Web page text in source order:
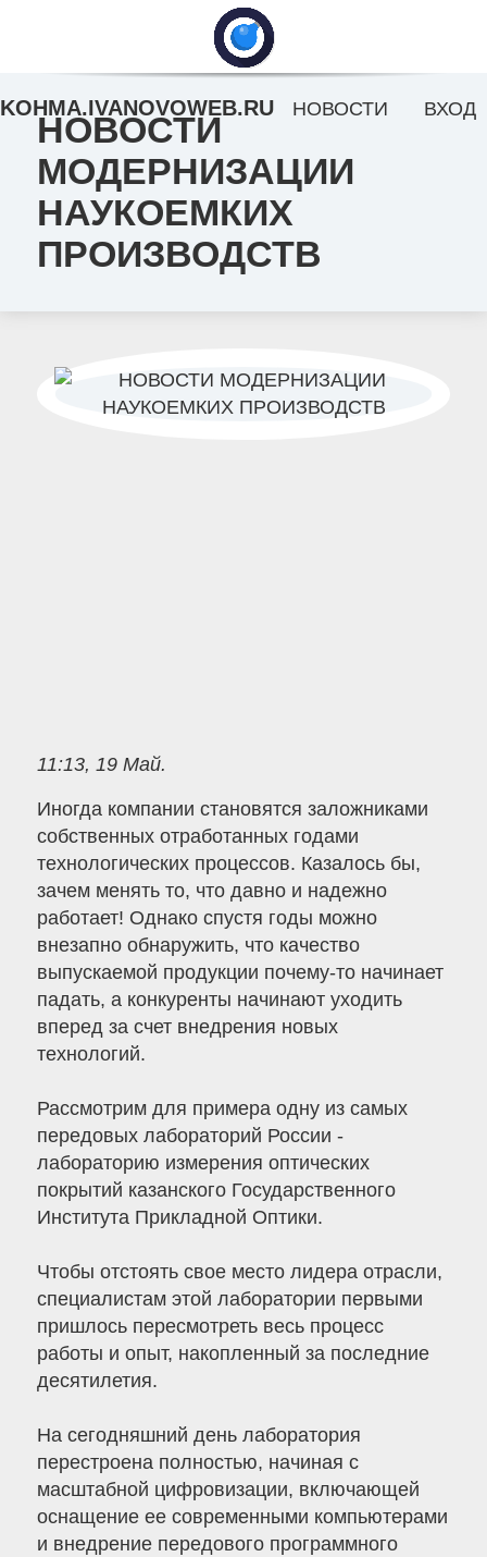
НОВОСТИ
МОДЕРНИЗАЦИИ
НАУКОЕМКИХ
ПРОИЗВОДСТВ
11:13, 19 Май.
Иногда компании становятся заложниками
собственных отработанных годами
технологических процессов. Казалось бы,
зачем менять то, что давно и надежно
работает! Однако спустя годы можно
внезапно обнаружить, что качество
выпускаемой продукции почему-то начинает
падать, а конкуренты начинают уходить
вперед за счет внедрения новых
технологий.
Рассмотрим для примера одну из самых
передовых лабораторий России -
лабораторию измерения оптических
покрытий казанского Государственного
Института Прикладной Оптики.
Чтобы отстоять свое место лидера отрасли,
специалистам этой лаборатории первыми
пришлось пересмотреть весь процесс
работы и опыт, накопленный за последние
десятилетия.
На сегодняшний день лаборатория
перестроена полностью, начиная с
масштабной цифровизации, включающей
оснащение ее современными компьютерами
и внедрение передового программного
KOHMA.IVANOVOWEB.RU НОВОСТИ ВХОД